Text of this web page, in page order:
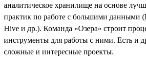
аналитическое хранилище на основе
практик по работе с большими данными
Hive и др.). Команда «Озера» строит
инструменты для работы с ними. Есть и
сложные и интересные проекты.